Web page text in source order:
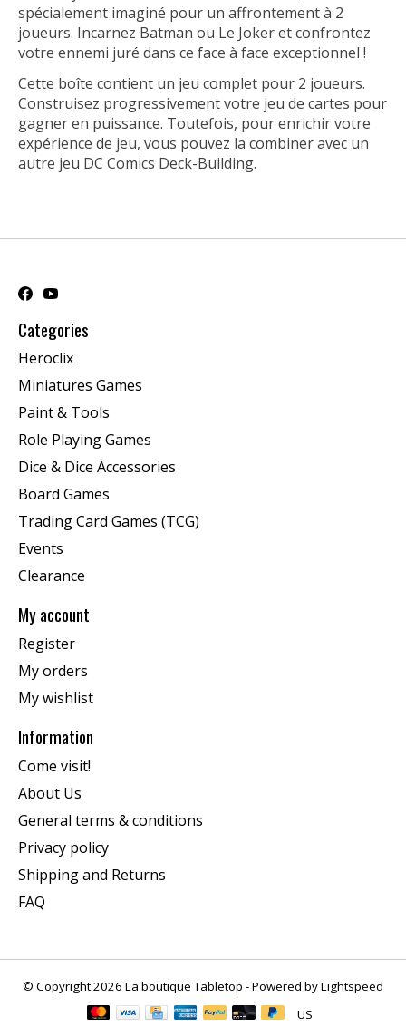
spécialement imaginé pour un affrontement à 2
joueurs. Incarnez Batman ou Le Joker et confrontez
votre ennemi juré dans ce face à face exceptionnel !
Cette boîte contient un jeu complet pour 2 joueurs.
Construisez progressivement votre jeu de cartes pour
gagner en puissance. Toutefois, pour enrichir votre
expérience de jeu, vous pouvez la combiner avec un
autre jeu DC Comics Deck-Building.
Categories
Heroclix
Miniatures Games
Paint & Tools
Role Playing Games
Dice & Dice Accessories
Board Games
Trading Card Games (TCG)
Events
Clearance
My account
Register
My orders
My wishlist
Information
Come visit!
About Us
General terms & conditions
Privacy policy
Shipping and Returns
FAQ
© Copyright 2026 La boutique Tabletop - Powered byLightspeed
US